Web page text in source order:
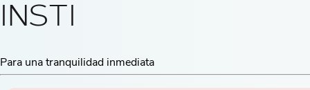
INSTI
Para una tranquilidad inmediata